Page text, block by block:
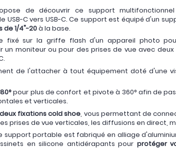
de découvrir ce support
USB-C vers USB-C. Ce support est équipé d'un
de 1/4"-20à la base.
fixé sur la griffe flash d'un appareil photo
un moniteur ou pour des prises de vue avec
de l'attacher à tout équipement doté d'une
pour plus de confort et pivote à 360° afin de
et verticales.
deux fixations cold shoe , vous permettant de
prises de vue verticales, les diffusions en direct,
support portable est fabriqué en alliage
en silicone antidérapants pour protéger